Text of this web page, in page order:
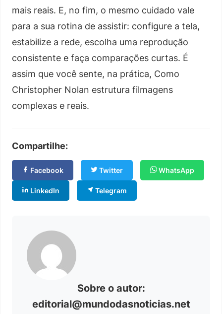
mais reais. E, no fim, o mesmo cuidado vale
para a sua rotina de assistir: configure a tela,
estabilize a rede, escolha uma reprodução
consistente e faça comparações curtas. É
assim que você sente, na prática, Como
Christopher Nolan estrutura filmagens
complexas e reais.
Compartilhe:
Facebook Twitter WhatsApp
LinkedIn Telegram
Sobre o autor:
editorial@mundodasnoticias.net